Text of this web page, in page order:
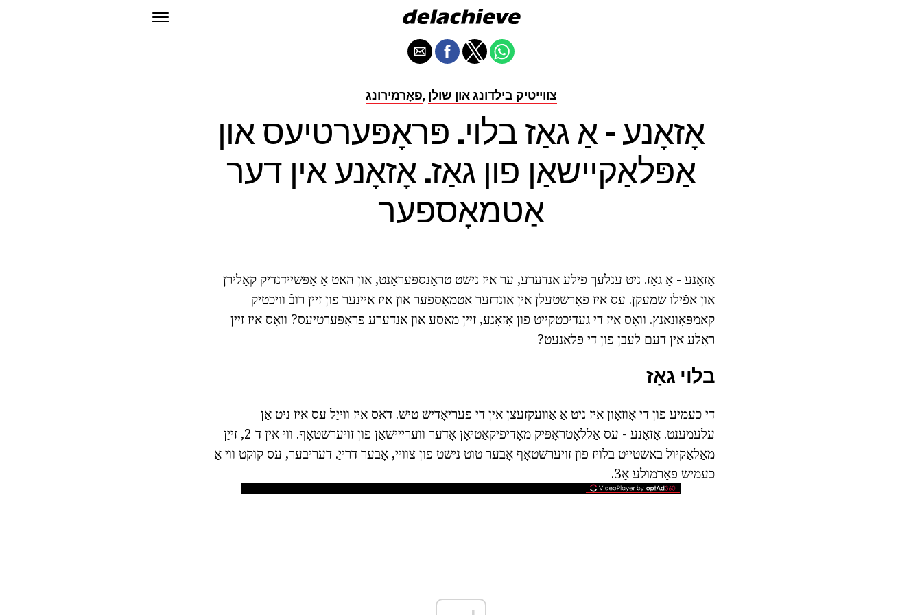
פאָרמירונג, צווייטיק בילדונג און שולן
אָזאָנע - אַ גאַז בלוי. פּראָפּערטיעס און
אַפּלאַקיישאַן פון גאַז. אָזאָנע אין דער
אַטמאָספער
אָזאָנע - אַ גאַז. ניט ענלעך פילע אנדערע, ער איז נישט טראַנספּעראַנט, און האט אַ אָפּשיידנדיק קאָלירן
און אַפֿילו שמעקן. עס איז פאָרשטעלן אין אונדזער אַטמאָספער און איז איינער פון זייַן רובֿ וויכטיק
קאַמפּאָונאַנץ. וואָס איז די געדיכטקייַט פון אָזאָנע, זייַן מאַסע און אנדערע פּראָפּערטיעס? וואָס איז זייַן
ראָלע אין דעם לעבן פון די פּלאַנעט?
בלוי גאַז
די כעמיע פון די אָוזאָון איז ניט אַ אַוועקזעצן אין די פּעריאָדיש טיש. דאס איז ווייַל עס איז ניט אַן
עלעמענט. אָזאָנע - עס אַללאָטראָפּיק מאָדיפיקאַטיאָן אָדער ווערייישאַן פון זויערשטאָף. ווי אין ד 2, זייַן
מאַלאַקיול באשטייט בלויז פון זויערשטאָף אָבער טוט נישט פון צוויי, אָבער דרייַ. דעריבער, עס קוקט ווי אַ
כעמיש פאָרמולע אָ3.